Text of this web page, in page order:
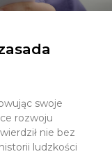
swoje
rozwoju
nie bez
ludzkości